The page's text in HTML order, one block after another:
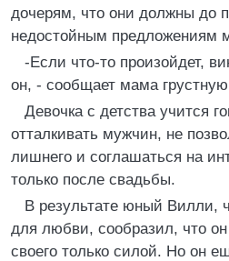
дочерям, что они должны до
недостойным предложениям
-Если что-то произойдет,
он, - сообщает мама
Девочка с детства учится
отталкивать мужчин, не
лишнего и соглашаться на
только после свадьбы.
В результате юный Вилли,
для любви, сообразил, что
своего только силой. Но он